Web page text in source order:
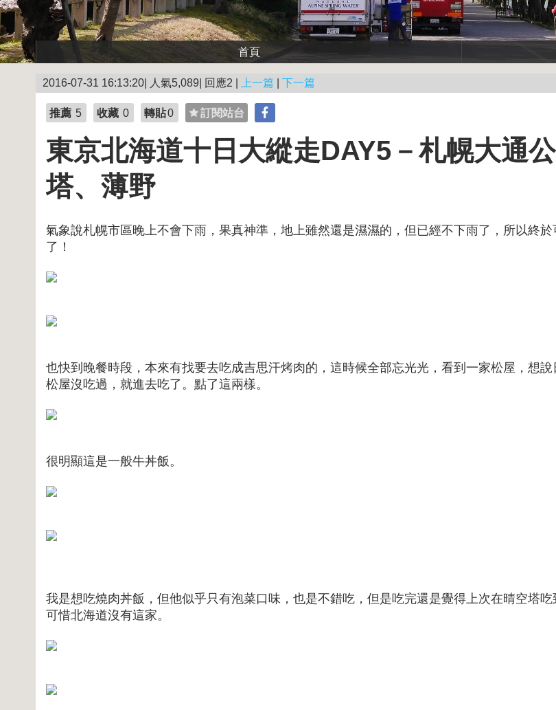
首頁
2016-07-31 16:13:20| 人氣5,089| 回應2 | 上一篇 下一篇
推薦 5 收藏 0 轉貼0 訂閱站台
東京北海道十日大縱走DAY5－札幌大通
塔、薄野
氣象說札幌市區晚上不會下雨，果真神準，地上雖然還是濕濕的，但已經不下雨了，所以終
了！
也快到晚餐時段，本來有找要去吃成吉思汗烤肉的，這時候全部忘光光，看到一家松屋，想說
松屋沒吃過，就進去吃了。點了這兩樣。
很明顯這是一般牛丼飯。
我是想吃燒肉丼飯，但他似乎只有泡菜口味，也是不錯吃，但是吃完還是覺得上次在晴空塔吃
可惜北海道沒有這家。